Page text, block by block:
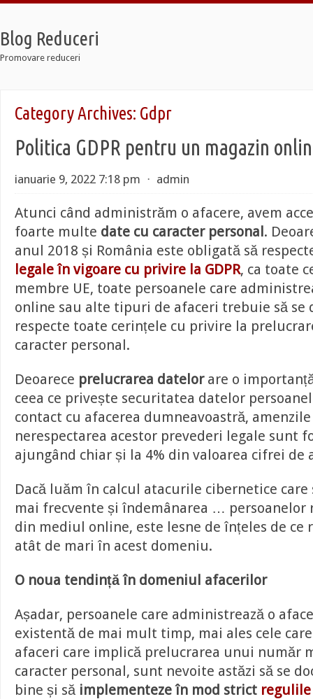
Blog Reduceri
Promovare reduceri
7
Category Archives: Gdpr
Politica GDPR pentru un magazin
ianuarie 9, 2022 7:18 pm ⋅ admin
Atunci când administrăm o afacere, avem
foarte multe date cu caracter personal.
anul 2018 și România este obligată să
legale în vigoare cu privire la GDPR, ca toate
membre UE, toate persoanele care
online sau alte tipuri de afaceri trebuie să se
respecte toate cerințele cu privire la
caracter personal.
Deoarece prelucrarea datelorare o
ceea ce privește securitatea datelor
contact cu afacerea dumneavoastră,
nerespectarea acestor prevederi legale sunt
ajungând chiar și la 4% din valoarea cifrei de
Dacă luăm în calcul atacurile cibernetice care
mai frecvente și îndemânarea …
din mediul online, este lesne de înțeles de
atât de mari în acest domeniu.
O noua tendință în domeniul afacerilor
Așadar, persoanele care administrează o
existentă de mai mult timp, mai ales cele
afaceri care implică prelucrarea unui număr
caracter personal, sunt nevoite astăzi să se
bine și să implementeze în mod strict regulile